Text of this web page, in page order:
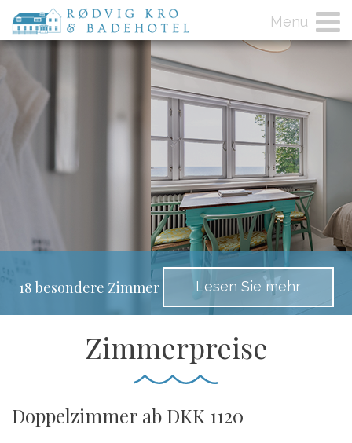
Menu
18 besondere Zimmer Lesen Sie mehr
Zimmerpreise
Doppelzimmer ab DKK 1120